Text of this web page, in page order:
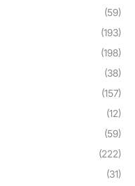
(59)
(193)
(198)
(38)
(157)
(12)
(59)
(222)
(31)